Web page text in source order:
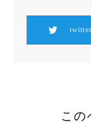
twitter
この